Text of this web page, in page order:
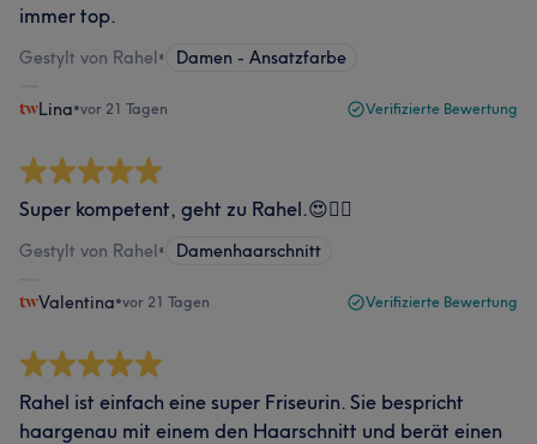
immer top.
Gestylt von Rahel• Damen - Ansatzfarbe
Lina•vor 21 Tagen Verifizierte Bewertung
Super kompetent, geht zu Rahel.😍👌🏻
Gestylt von Rahel• Damenhaarschnitt
Valentina•vor 21 Tagen Verifizierte Bewertung
Rahel ist einfach eine super Friseurin. Sie bespricht
haargenau mit einem den Haarschnitt und berät einen